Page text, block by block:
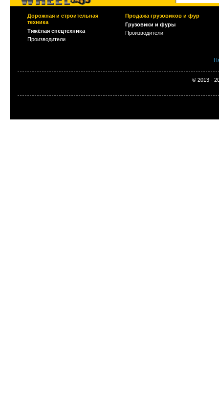
Дорожная и строительная
техника
Тяжёлая спецтехника
Производители
Продажа грузовиков и фур
Грузовики и фуры
Производители
© 2013 -